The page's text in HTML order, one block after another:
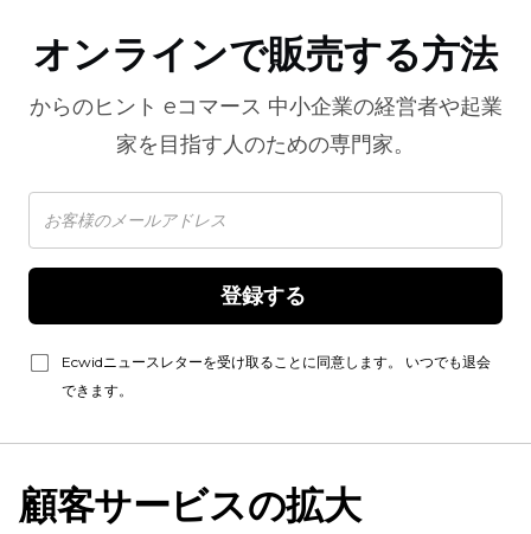
オンラインで販売する方法
からのヒント eコマース 中小企業の経営者や起業
家を目指す人のための専門家。
Ecwidニュースレターを受け取ることに同意します。 いつでも退会
できます。
顧客サービスの拡大